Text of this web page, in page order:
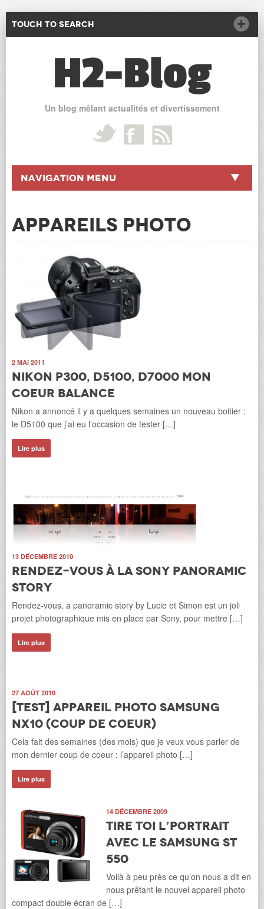
Touch to Search
H2-Blog
Un blog mêlant actualités et divertissement
Navigation Menu
Appareils photo
2 MAI 2011
Nikon P300, D5100, D7000 mon
coeur balance
Nikon a annoncé il y a quelques semaines un nouveau boitier :
le D5100 que j’ai eu l’occasion de tester […]
Lire plus
13 DÉCEMBRE 2010
Rendez-vous à la Sony Panoramic
Story
Rendez-vous, a panoramic story by Lucie et Simon est un joli
projet photographique mis en place par Sony, pour mettre […]
Lire plus
27 AOÛT 2010
[Test] Appareil photo Samsung
NX10 (coup de coeur)
Cela fait des semaines (des mois) que je veux vous parler de
mon dernier coup de coeur : l’appareil photo […]
Lire plus
14 DÉCEMBRE 2009
Tire toi l’portrait
avec le Samsung ST
550
Voilà à peu près ce qu’on nous a dit en
nous prêtant le nouvel appareil photo
compact double écran de […]